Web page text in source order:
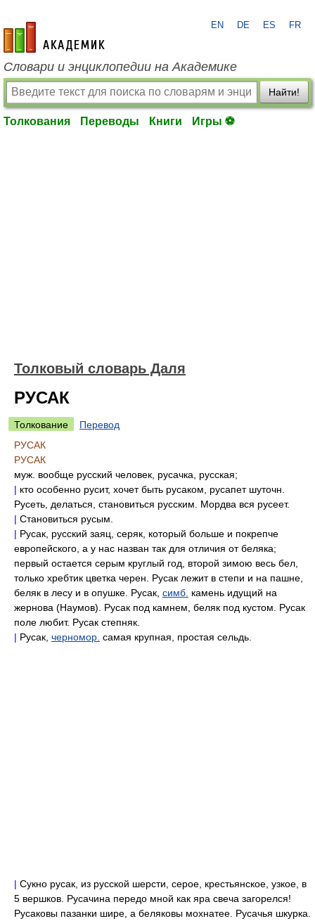
academic.ru
EN DE ES FR
Словари и энциклопедии на Академике
Найти!
Толкования Переводы Книги Игры ⚽
Толковый словарь Даля
РУСАК
Толкование
Перевод
РУСАК
РУСАК
муж. вообще русский человек, русачка, русская;
| кто особенно русит, хочет быть русаком, русапет шуточн.
Русеть, делаться, становиться русским. Мордва вся русеет.
| Становиться русым.
| Русак, русский заяц, серяк, который больше и покрепче
европейского, а у нас назван так для отличия от беляка;
первый остается серым круглый год, второй зимою весь бел,
только хребтик цветка черен. Русак лежит в степи и на пашне,
беляк в лесу и в опушке. Русак, симб. камень идущий на
жернова (Наумов). Русак под камнем, беляк под кустом. Русак
поле любит. Русак степняк.
| Русак, черномор. самая крупная, простая сельдь.
| Сукно русак, из русской шерсти, серое, крестьянское, узкое, в
5 вершков. Русачина передо мной как яра свеча загорелся!
Русаковы пазанки шире, а беляковы мохнатее. Русачья шкурка.